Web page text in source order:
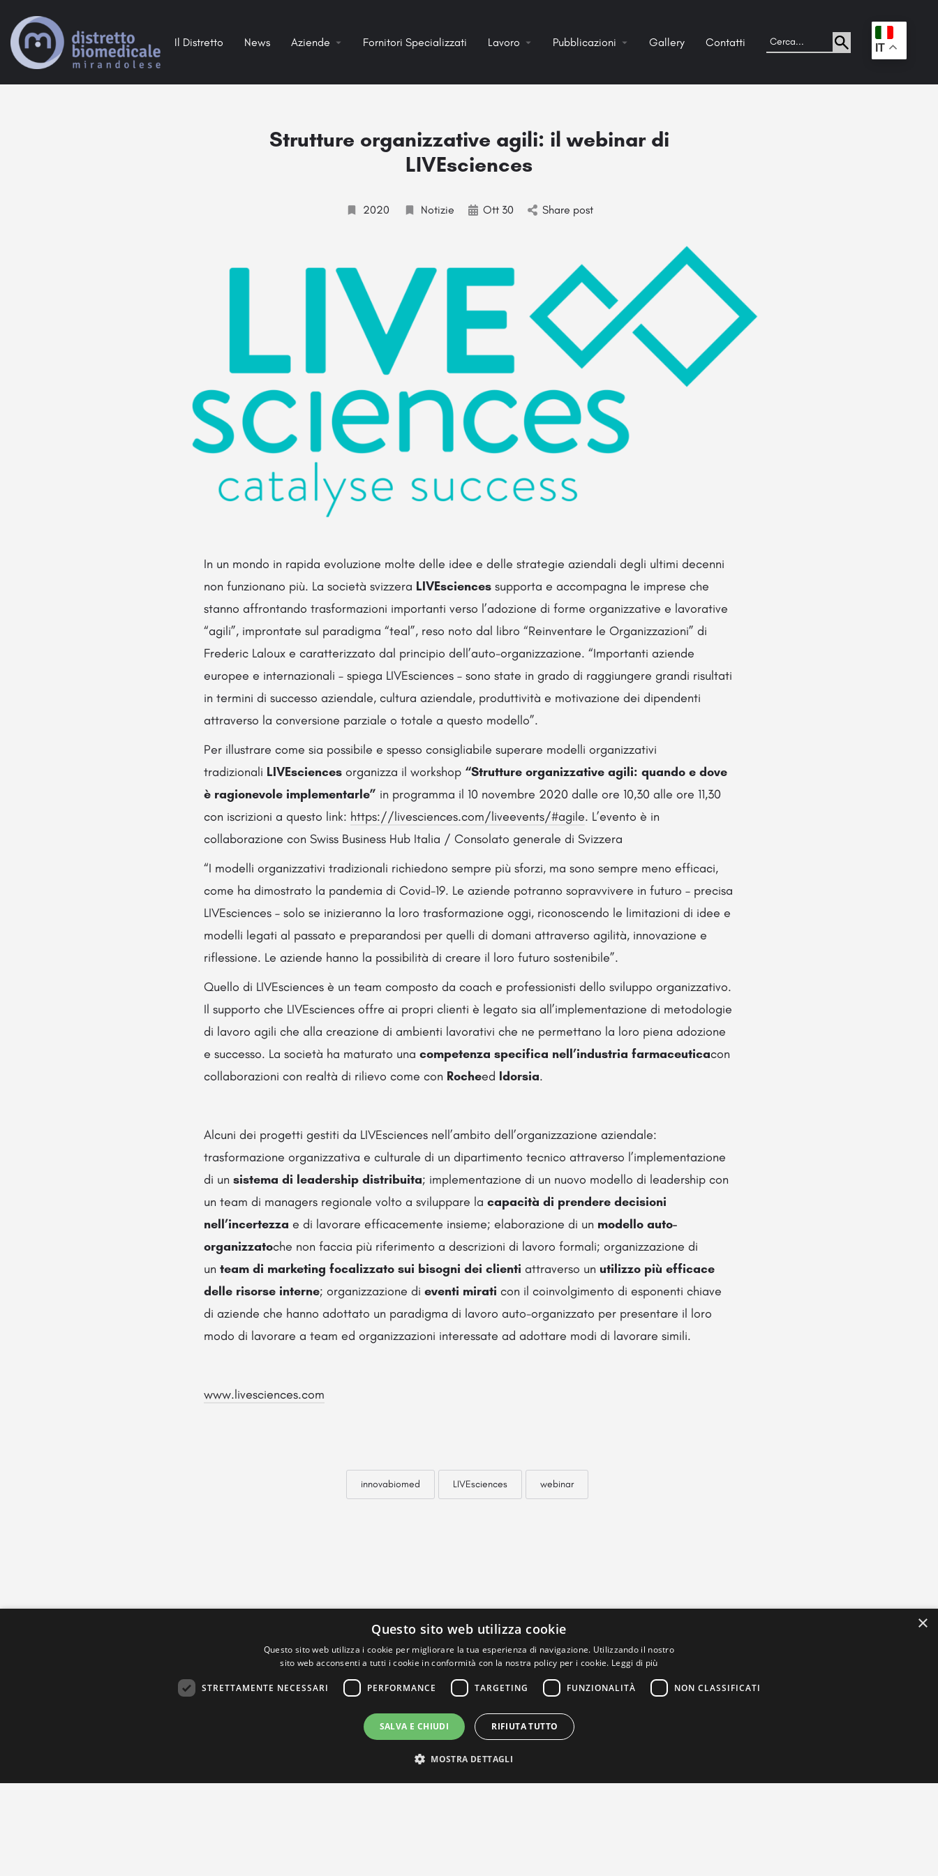
Il Distretto News Aziende Fornitori Specializzati Lavoro Pubblicazioni Gallery Contatti . IT
Strutture organizzative agili: il webinar di
LIVEsciences
2020 Notizie Ott 30 Share post
In un mondo in rapida evoluzione molte delle idee e delle strategie aziendali degli ultimi decenni
non funzionano più. La società svizzera LIVEsciences supporta e accompagna le imprese che
stanno affrontando trasformazioni importanti verso l’adozione di forme organizzative e lavorative
“agili”, improntate sul paradigma “teal”, reso noto dal libro “Reinventare le Organizzazioni” di
Frederic Laloux e caratterizzato dal principio dell’auto-organizzazione. “Importanti aziende
europee e internazionali – spiega LIVEsciences – sono state in grado di raggiungere grandi risultati
in termini di successo aziendale, cultura aziendale, produttività e motivazione dei dipendenti
attraverso la conversione parziale o totale a questo modello”.
Per illustrare come sia possibile e spesso consigliabile superare modelli organizzativi
tradizionali LIVEsciences organizza il workshop “Strutture organizzative agili: quando e dove
è ragionevole implementarle” in programma il 10 novembre 2020 dalle ore 10,30 alle ore 11,30
con iscrizioni a questo link: https://livesciences.com/liveevents/#agile. L’evento è in
collaborazione con Swiss Business Hub Italia / Consolato generale di Svizzera
“I modelli organizzativi tradizionali richiedono sempre più sforzi, ma sono sempre meno efficaci,
come ha dimostrato la pandemia di Covid-19. Le aziende potranno sopravvivere in futuro – precisa
LIVEsciences – solo se inizieranno la loro trasformazione oggi, riconoscendo le limitazioni di idee e
modelli legati al passato e preparandosi per quelli di domani attraverso agilità, innovazione e
riflessione. Le aziende hanno la possibilità di creare il loro futuro sostenibile”.
Quello di LIVEsciences è un team composto da coach e professionisti dello sviluppo organizzativo.
Il supporto che LIVEsciences offre ai propri clienti è legato sia all’implementazione di metodologie
di lavoro agili che alla creazione di ambienti lavorativi che ne permettano la loro piena adozione
e successo. La società ha maturato una competenza specifica nell’industria farmaceuticacon
collaborazioni con realtà di rilievo come con Rocheed Idorsia.
Alcuni dei progetti gestiti da LIVEsciences nell’ambito dell’organizzazione aziendale:
trasformazione organizzativa e culturale di un dipartimento tecnico attraverso l’implementazione
di un sistema di leadership distribuita; implementazione di un nuovo modello di leadership con
un team di managers regionale volto a sviluppare la capacità di prendere decisioni
nell’incertezza e di lavorare efficacemente insieme; elaborazione di un modello auto-
organizzatoche non faccia più riferimento a descrizioni di lavoro formali; organizzazione di
un team di marketing focalizzato sui bisogni dei clienti attraverso un utilizzo più efficace
delle risorse interne; organizzazione di eventi mirati con il coinvolgimento di esponenti chiave
di aziende che hanno adottato un paradigma di lavoro auto-organizzato per presentare il loro
modo di lavorare a team ed organizzazioni interessate ad adottare modi di lavorare simili.
www.livesciences.com
innovabiomed LIVEsciences webinar
×
Questo sito web utilizza cookie
Questo sito web utilizza i cookie per migliorare la tua esperienza di navigazione. Utilizzando il nostro
sito web acconsenti a tutti i cookie in conformità con la nostra policy per i cookie. Leggi di più
STRETTAMENTE NECESSARI PERFORMANCE TARGETING FUNZIONALITÀ NON CLASSIFICATI
SALVA E CHIUDI RIFIUTA TUTTO
MOSTRA DETTAGLI